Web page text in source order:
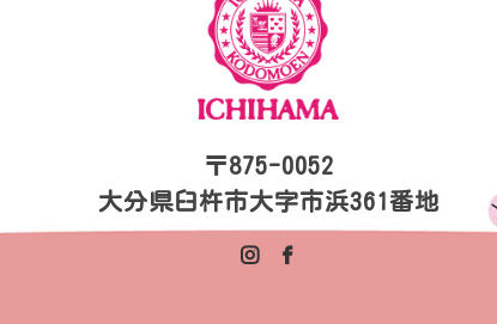
〒875-0052
大分県臼杵市大字市浜361番地